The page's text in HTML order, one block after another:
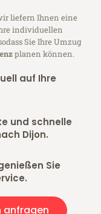
liefern Ihnen eine
individuellen
Sie Ihre Umzug
planen können.
auf Ihre
und schnelle
Dijon.
Sie
anfragen